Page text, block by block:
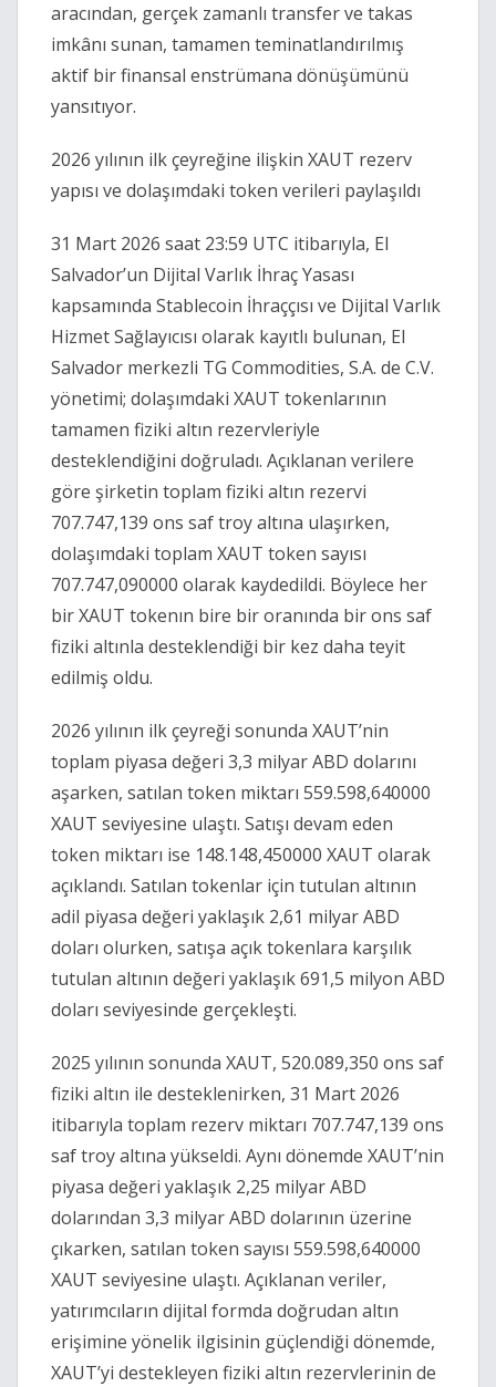
aracından, gerçek zamanlı transfer ve takas
imkânı sunan, tamamen teminatlandırılmış
aktif bir finansal enstrümana dönüşümünü
yansıtıyor.
2026 yılının ilk çeyreğine ilişkin XAUT rezerv
yapısı ve dolaşımdaki token verileri paylaşıldı
31 Mart 2026 saat 23:59 UTC itibarıyla, El
Salvador’un Dijital Varlık İhraç Yasası
kapsamında Stablecoin İhraççısı ve Dijital Varlık
Hizmet Sağlayıcısı olarak kayıtlı bulunan, El
Salvador merkezli TG Commodities, S.A. de C.V.
yönetimi; dolaşımdaki XAUT tokenlarının
tamamen fiziki altın rezervleriyle
desteklendiğini doğruladı. Açıklanan verilere
göre şirketin toplam fiziki altın rezervi
707.747,139 ons saf troy altına ulaşırken,
dolaşımdaki toplam XAUT token sayısı
707.747,090000 olarak kaydedildi. Böylece her
bir XAUT tokenın bire bir oranında bir ons saf
fiziki altınla desteklendiği bir kez daha teyit
edilmiş oldu.
2026 yılının ilk çeyreği sonunda XAUT’nin
toplam piyasa değeri 3,3 milyar ABD dolarını
aşarken, satılan token miktarı 559.598,640000
XAUT seviyesine ulaştı. Satışı devam eden
token miktarı ise 148.148,450000 XAUT olarak
açıklandı. Satılan tokenlar için tutulan altının
adil piyasa değeri yaklaşık 2,61 milyar ABD
doları olurken, satışa açık tokenlara karşılık
tutulan altının değeri yaklaşık 691,5 milyon ABD
doları seviyesinde gerçekleşti.
2025 yılının sonunda XAUT, 520.089,350 ons saf
fiziki altın ile desteklenirken, 31 Mart 2026
itibarıyla toplam rezerv miktarı 707.747,139 ons
saf troy altına yükseldi. Aynı dönemde XAUT’nin
piyasa değeri yaklaşık 2,25 milyar ABD
dolarından 3,3 milyar ABD dolarının üzerine
çıkarken, satılan token sayısı 559.598,640000
XAUT seviyesine ulaştı. Açıklanan veriler,
yatırımcıların dijital formda doğrudan altın
erişimine yönelik ilgisinin güçlendiği dönemde,
XAUT’yi destekleyen fiziki altın rezervlerinin de